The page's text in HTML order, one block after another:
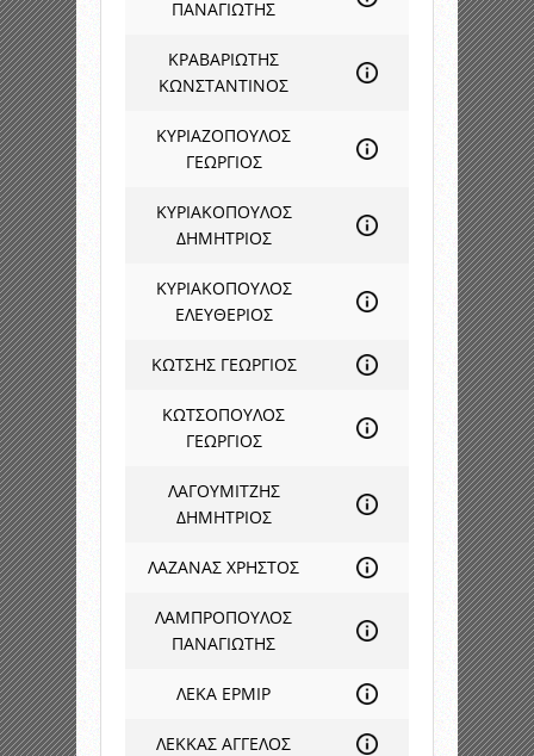
ΠΑΝΑΓΙΩΤΗΣ
ΚΡΑΒΑΡΙΩΤΗΣ
ΚΩΝΣΤΑΝΤΙΝΟΣ
ΚΥΡΙΑΖΟΠΟΥΛΟΣ
ΓΕΩΡΓΙΟΣ
ΚΥΡΙΑΚΟΠΟΥΛΟΣ
ΔΗΜΗΤΡΙΟΣ
ΚΥΡΙΑΚΟΠΟΥΛΟΣ
ΕΛΕΥΘΕΡΙΟΣ
ΚΩΤΣΗΣ ΓΕΩΡΓΙΟΣ
ΚΩΤΣΟΠΟΥΛΟΣ
ΓΕΩΡΓΙΟΣ
ΛΑΓΟΥΜΙΤΖΗΣ
ΔΗΜΗΤΡΙΟΣ
ΛΑΖΑΝΑΣ ΧΡΗΣΤΟΣ
ΛΑΜΠΡΟΠΟΥΛΟΣ
ΠΑΝΑΓΙΩΤΗΣ
ΛΕΚΑ ΕΡΜΙΡ
ΛΕΚΚΑΣ ΑΓΓΕΛΟΣ